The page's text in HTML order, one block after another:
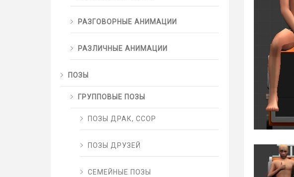
РАЗГОВОРНЫЕ АНИМАЦИИ
РАЗЛИЧНЫЕ АНИМАЦИИ
ПОЗЫ
ГРУППОВЫЕ ПОЗЫ
ПОЗЫ ДРАК, ССОР
ПОЗЫ ДРУЗЕЙ
СЕМЕЙНЫЕ ПОЗЫ